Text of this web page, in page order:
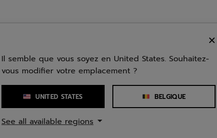
Il semble que vous soyez en United States. Souhaitez-
vous modifier votre emplacement ?
UNITED STATES BELGIQUE
See all available regions